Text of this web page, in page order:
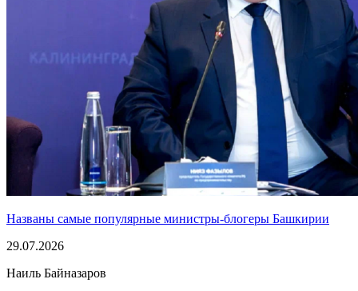
Названы самые популярные министры-блогеры Башкирии
29.07.2026
Наиль Байназаров